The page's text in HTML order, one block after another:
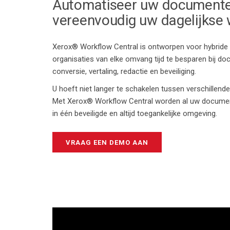
Automatiseer uw
vereenvoudig uw dagelijkse
Xerox® Workflow Central is ontworpen voor
organisaties van elke omvang tijd te besparen bij
conversie, vertaling, redactie en beveiliging.
U hoeft niet langer te schakelen tussen
Met Xerox® Workflow Central worden al uw
in één beveiligde en altijd toegankelijke omgeving.
VRAAG EEN DEMO AAN